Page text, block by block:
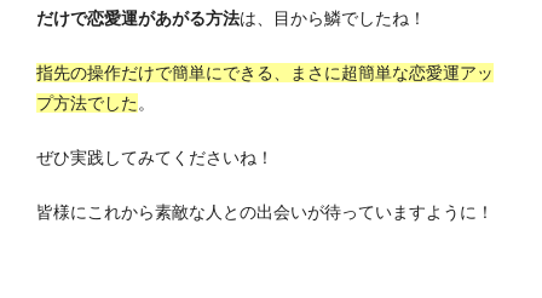
だけで恋愛運があがる方法は、目から鱗でしたね！
指先の操作だけで簡単にできる、まさに超簡単な恋愛運アッ
プ方法でした。
ぜひ実践してみてくださいね！
皆様にこれから素敵な人との出会いが待っていますように！